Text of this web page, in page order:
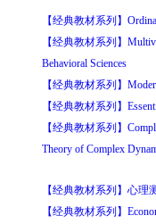
【经典教材系列】
【经典教材系列】
Behavioral Sciences
【经典教材系列】
【经典教材系列】
【经典教材系列】
Theory of Complex
【经典教材系列】心理
【经典教材系列】